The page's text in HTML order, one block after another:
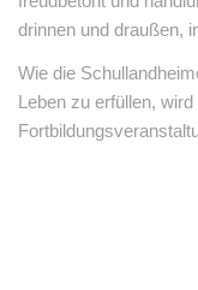
drinnen und draußen,
Wie die
Leben zu erfüllen,